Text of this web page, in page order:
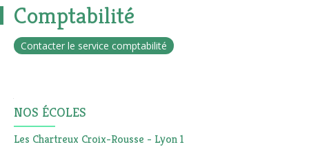
Comptabilité
Contacter le service comptabilité
Navigation
NOS ÉCOLES
Les Chartreux Croix-Rousse - Lyon 1